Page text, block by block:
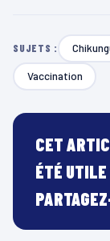
SUJETS :
Vaccination
CET
ÉTÉ